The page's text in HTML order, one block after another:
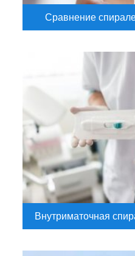
Сравнение
Внутриматочная